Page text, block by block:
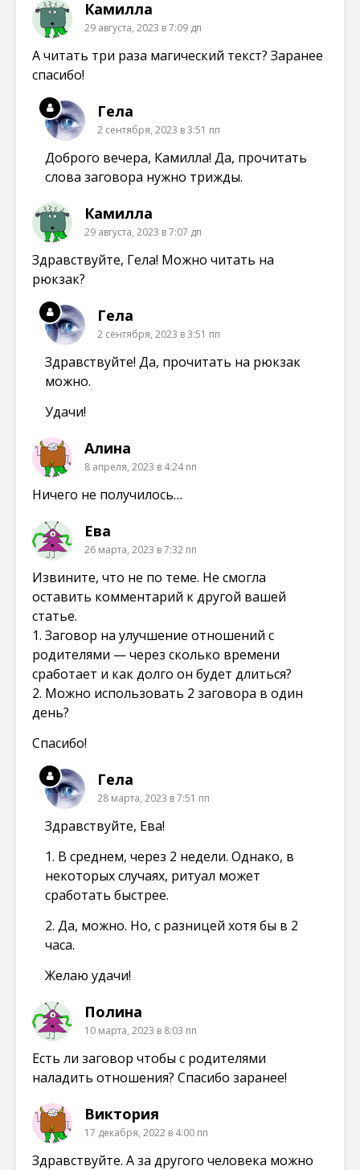
Камилла
29 августа, 2023 в 7:09 дп
А читать три раза магический текст? Заранее
спасибо!
Гела
2 сентября, 2023 в 3:51 пп
Доброго вечера, Камилла! Да, прочитать
слова заговора нужно трижды.
Камилла
29 августа, 2023 в 7:07 дп
Здравствуйте, Гела! Можно читать на
рюкзак?
Гела
2 сентября, 2023 в 3:51 пп
Здравствуйте! Да, прочитать на рюкзак
можно.
Удачи!
Алина
8 апреля, 2023 в 4:24 пп
Ничего не получилось…
Ева
26 марта, 2023 в 7:32 пп
Извините, что не по теме. Не смогла
оставить комментарий к другой вашей
статье.
1. Заговор на улучшение отношений с
родителями — через сколько времени
сработает и как долго он будет длиться?
2. Можно использовать 2 заговора в один
день?
Спасибо!
Гела
28 марта, 2023 в 7:51 пп
Здравствуйте, Ева!
1. В среднем, через 2 недели. Однако, в
некоторых случаях, ритуал может
сработать быстрее.
2. Да, можно. Но, с разницей хотя бы в 2
часа.
Желаю удачи!
Полина
10 марта, 2023 в 8:03 пп
Есть ли заговор чтобы с родителями
наладить отношения? Спасибо заранее!
Виктория
17 декабря, 2022 в 4:00 пп
Здравствуйте. А за другого человека можно